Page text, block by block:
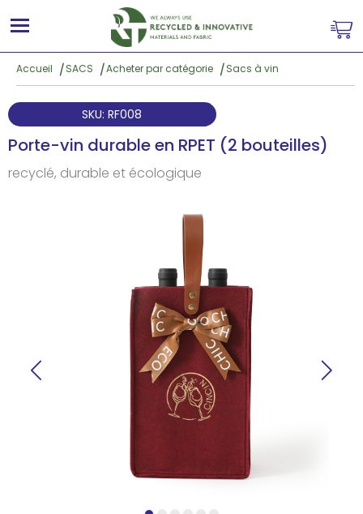
Accueil SACS Acheter par catégorie Sacs à vin
SKU: RF008
Porte-vin durable en RPET (2 bouteilles)
recyclé, durable et écologique